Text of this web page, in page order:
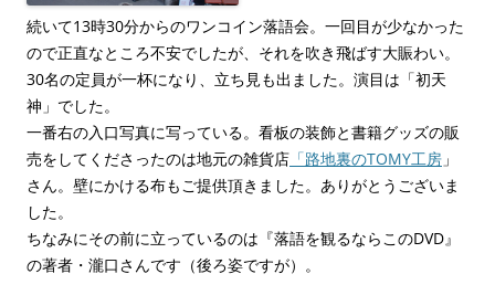
続いて13時30分からのワンコイン落語会。一回目が少なかった
ので正直なところ不安でしたが、それを吹き飛ばす大賑わい。
30名の定員が一杯になり、立ち見も出ました。演目は「初天
神」でした。
一番右の入口写真に写っている。看板の装飾と書籍グッズの販
売をしてくださったのは地元の雑貨店 「路地裏のTOMY工房 」
さん。壁にかける布もご提供頂きました。ありがとうございま
した。
ちなみにその前に立っているのは『落語を観るならこのDVD』
の著者・瀧口さんです（後ろ姿ですが）。